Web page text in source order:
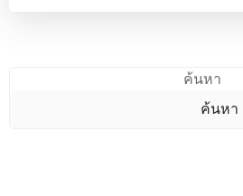
ค้นหา
ค้นหา